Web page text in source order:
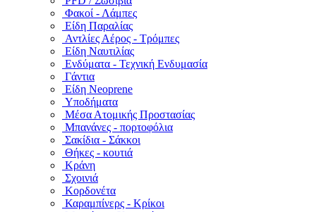
Φακοί - Λάμπες
Είδη Παραλίας
Αντλίες Αέρος - Τρόμπες
Είδη Ναυτιλίας
Ενδύματα - Τεχνική Ενδυμασία
Γάντια
Είδη Neoprene
Υποδήματα
Μέσα Ατομικής Προστασίας
Μπανάνες - πορτοφόλια
Σακίδια - Σάκκοι
Θήκες - κουτιά
Κράνη
Σχοινιά
Κορδονέτα
Καραμπίνερς - Κρίκοι